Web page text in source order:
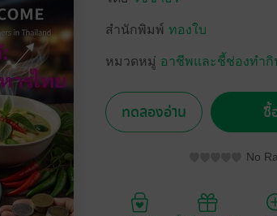
สำนักพิมพ์ ทองใบ
หมวดหมู่ อาชีพและชี้ช่องทำกิ
ทดลองอ่าน ซื้
No